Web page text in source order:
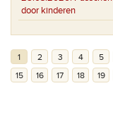
door kinderen
1 2 3 4 5
15
16 17 18 19